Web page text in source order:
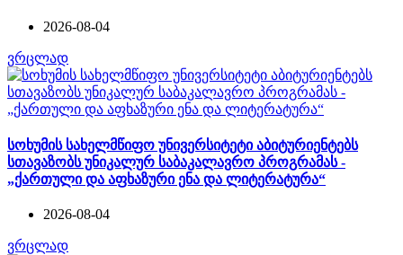
2026-08-04
ვრცლად
სოხუმის სახელმწიფო უნივერსიტეტი აბიტურიენტებს
სთავაზობს უნიკალურ საბაკალავრო პროგრამას -
„ქართული და აფხაზური ენა და ლიტერატურა“
2026-08-04
ვრცლად